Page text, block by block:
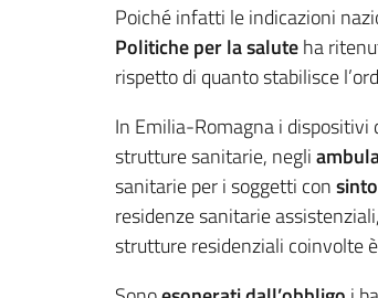
Poiché infatti le indicazioni
Politiche per la saluteha
rispetto di quanto stabilisce
In Emilia-Romagna i
strutture sanitarie, negli
sanitarie per i soggetti con
residenze sanitarie
strutture residenziali coinvolte